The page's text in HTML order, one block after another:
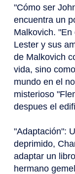
"Cómo ser
encuentra un
Malkovich.
Lester y sus
de Malkovich
vida, sino
mundo en el
misterioso
despues el
"Adaptación":
deprimido,
adaptar un
hermano